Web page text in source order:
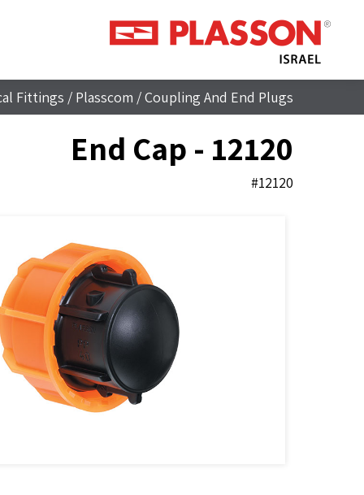
Fittings / Plasscom /Coupling And End Plugs
End Cap - 12120
#12120